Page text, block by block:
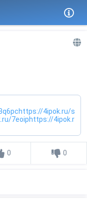
4ipok.ru/s
7eoiphttps://4ipok.r
0 0